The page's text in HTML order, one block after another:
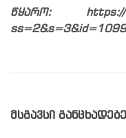
წყარო: https://
მსგავსი